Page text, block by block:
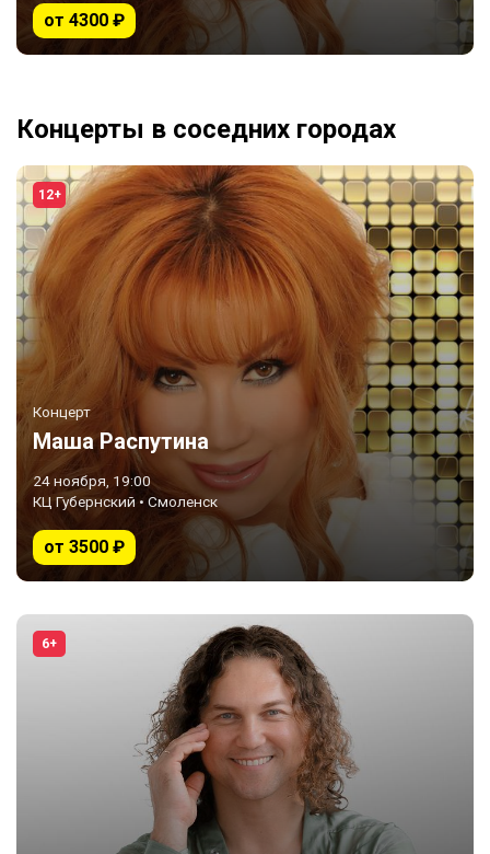
от 4300 ₽
Концерты в соседних городах
12+
Концерт
Маша Распутина
24 ноября, 19:00
КЦ Губернский • Смоленск
от 3500 ₽
6+